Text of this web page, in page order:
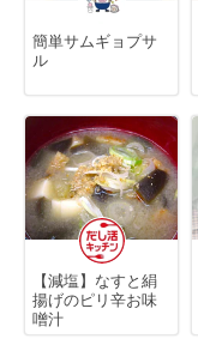
簡単サムギョプサ
ル
【減塩】なすと絹
揚げのピリ辛お味
噌汁